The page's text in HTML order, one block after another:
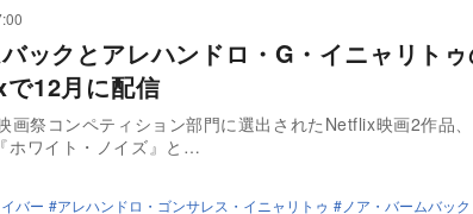
ックとアレハンドロ・G・イニャリト
12月に配信
画祭コンペティション部門に選出されたNetflix映画2作品
ホワイト・ノイズ』と…
バー アレハンドロ・ゴンサレス・イニャリトゥ
ノア・バームバック